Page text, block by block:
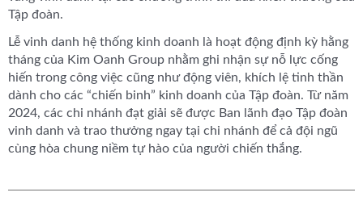
Tập đoàn.
Lễ vinh danh hệ thống kinh doanh là hoạt động định kỳ hằng
tháng của Kim Oanh Group nhằm ghi nhận sự nỗ lực cống
hiến trong công việc cũng như động viên, khích lệ tinh thần
dành cho các “chiến binh” kinh doanh của Tập đoàn. Từ năm
2024, các chi nhánh đạt giải sẽ được Ban lãnh đạo Tập đoàn
vinh danh và trao thưởng ngay tại chi nhánh để cả đội ngũ
cùng hòa chung niềm tự hào của người chiến thắng.